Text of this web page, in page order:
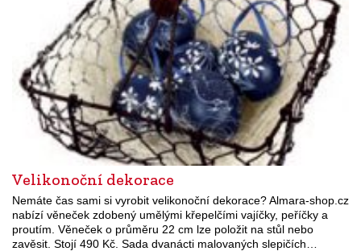
Velikonoční dekorace
Nemáte čas sami si vyrobit velikonoční dekorace? Almara-shop.cz
nabízí věneček zdobený umělými křepelčími vajíčky, peříčky a
proutím. Věneček o průměru 22 cm lze položit na stůl nebo
zavěsit. Stojí 490 Kč. Sada dvanácti malovaných slepičích…